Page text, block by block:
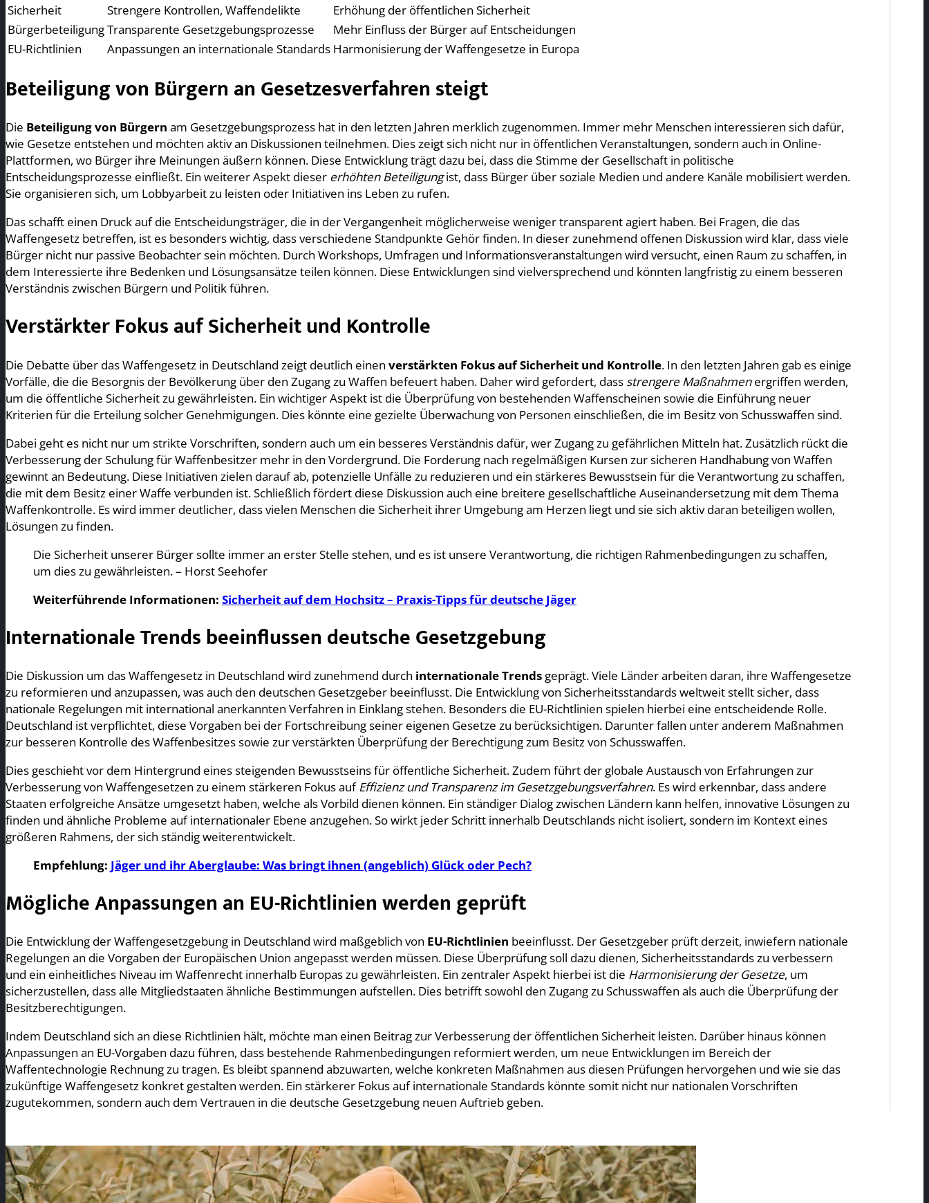
Sicherheit
Strengere Kontrollen, Waffendelikte
Erhöhung der öffentlichen Sicherheit
BürgerbeteiligungTransparente Gesetzgebungsprozesse
Mehr Einfluss der Bürger auf Entscheidungen
EU-Richtlinien
Anpassungen an internationale Standards Harmonisierung der Waffengesetze in Europa
Beteiligung von Bürgern an Gesetzesverfahren steigt
Die Beteiligung von Bürgern am Gesetzgebungsprozess hat in den letzten Jahren merklich zugenommen. Immer mehr Menschen interessieren sich dafür,
wie Gesetze entstehen und möchten aktiv an Diskussionen teilnehmen. Dies zeigt sich nicht nur in öffentlichen Veranstaltungen, sondern auch in Online-
Plattformen, wo Bürger ihre Meinungen äußern können. Diese Entwicklung trägt dazu bei, dass die Stimme der Gesellschaft in politische
Entscheidungsprozesse einfließt. Ein weiterer Aspekt dieser erhöhten Beteiligungist, dass Bürger über soziale Medien und andere Kanäle mobilisiert werden.
Sie organisieren sich, um Lobbyarbeit zu leisten oder Initiativen ins Leben zu rufen.
Das schafft einen Druck auf die Entscheidungsträger, die in der Vergangenheit möglicherweise weniger transparent agiert haben. Bei Fragen, die das
Waffengesetz betreffen, ist es besonders wichtig, dass verschiedene Standpunkte Gehör finden. In dieser zunehmend offenen Diskussion wird klar, dass viele
Bürger nicht nur passive Beobachter sein möchten. Durch Workshops, Umfragen und Informationsveranstaltungen wird versucht, einen Raum zu schaffen, in
dem Interessierte ihre Bedenken und Lösungsansätze teilen können. Diese Entwicklungen sind vielversprechend und könnten langfristig zu einem besseren
Verständnis zwischen Bürgern und Politik führen.
Verstärkter Fokus auf Sicherheit und Kontrolle
Die Debatte über das Waffengesetz in Deutschland zeigt deutlich einen verstärkten Fokus auf Sicherheit und Kontrolle. In den letzten Jahren gab es einige
Vorfälle, die die Besorgnis der Bevölkerung über den Zugang zu Waffen befeuert haben. Daher wird gefordert, dass strengere Maßnahmenergriffen werden,
um die öffentliche Sicherheit zu gewährleisten. Ein wichtiger Aspekt ist die Überprüfung von bestehenden Waffenscheinen sowie die Einführung neuer
Kriterien für die Erteilung solcher Genehmigungen. Dies könnte eine gezielte Überwachung von Personen einschließen, die im Besitz von Schusswaffen sind.
Dabei geht es nicht nur um strikte Vorschriften, sondern auch um ein besseres Verständnis dafür, wer Zugang zu gefährlichen Mitteln hat. Zusätzlich rückt die
Verbesserung der Schulung für Waffenbesitzer mehr in den Vordergrund. Die Forderung nach regelmäßigen Kursen zur sicheren Handhabung von Waffen
gewinnt an Bedeutung. Diese Initiativen zielen darauf ab, potenzielle Unfälle zu reduzieren und ein stärkeres Bewusstsein für die Verantwortung zu schaffen,
die mit dem Besitz einer Waffe verbunden ist. Schließlich fördert diese Diskussion auch eine breitere gesellschaftliche Auseinandersetzung mit dem Thema
Waffenkontrolle. Es wird immer deutlicher, dass vielen Menschen die Sicherheit ihrer Umgebung am Herzen liegt und sie sich aktiv daran beteiligen wollen,
Lösungen zu finden.
Die Sicherheit unserer Bürger sollte immer an erster Stelle stehen, und es ist unsere Verantwortung, die richtigen Rahmenbedingungen zu schaffen,
um dies zu gewährleisten. – Horst Seehofer
Weiterführende Informationen: Sicherheit auf dem Hochsitz – Praxis-Tipps für deutsche Jäger
Internationale Trends beeinflussen deutsche Gesetzgebung
Die Diskussion um das Waffengesetz in Deutschland wird zunehmend durch internationale Trends geprägt. Viele Länder arbeiten daran, ihre Waffengesetze
zu reformieren und anzupassen, was auch den deutschen Gesetzgeber beeinflusst. Die Entwicklung von Sicherheitsstandards weltweit stellt sicher, dass
nationale Regelungen mit international anerkannten Verfahren in Einklang stehen. Besonders die EU-Richtlinien spielen hierbei eine entscheidende Rolle.
Deutschland ist verpflichtet, diese Vorgaben bei der Fortschreibung seiner eigenen Gesetze zu berücksichtigen. Darunter fallen unter anderem Maßnahmen
zur besseren Kontrolle des Waffenbesitzes sowie zur verstärkten Überprüfung der Berechtigung zum Besitz von Schusswaffen.
Dies geschieht vor dem Hintergrund eines steigenden Bewusstseins für öffentliche Sicherheit. Zudem führt der globale Austausch von Erfahrungen zur
Verbesserung von Waffengesetzen zu einem stärkeren Fokus aufEffizienz und Transparenz im Gesetzgebungsverfahren. Es wird erkennbar, dass andere
Staaten erfolgreiche Ansätze umgesetzt haben, welche als Vorbild dienen können. Ein ständiger Dialog zwischen Ländern kann helfen, innovative Lösungen zu
finden und ähnliche Probleme auf internationaler Ebene anzugehen. So wirkt jeder Schritt innerhalb Deutschlands nicht isoliert, sondern im Kontext eines
größeren Rahmens, der sich ständig weiterentwickelt.
Empfehlung: Jäger und ihr Aberglaube: Was bringt ihnen (angeblich) Glück oder Pech?
Mögliche Anpassungen an EU-Richtlinien werden geprüft
Die Entwicklung der Waffengesetzgebung in Deutschland wird maßgeblich von EU-Richtlinien beeinflusst. Der Gesetzgeber prüft derzeit, inwiefern nationale
Regelungen an die Vorgaben der Europäischen Union angepasst werden müssen. Diese Überprüfung soll dazu dienen, Sicherheitsstandards zu verbessern
und ein einheitliches Niveau im Waffenrecht innerhalb Europas zu gewährleisten. Ein zentraler Aspekt hierbei ist die Harmonisierung der Gesetze, um
sicherzustellen, dass alle Mitgliedstaaten ähnliche Bestimmungen aufstellen. Dies betrifft sowohl den Zugang zu Schusswaffen als auch die Überprüfung der
Besitzberechtigungen.
Indem Deutschland sich an diese Richtlinien hält, möchte man einen Beitrag zur Verbesserung der öffentlichen Sicherheit leisten. Darüber hinaus können
Anpassungen an EU-Vorgaben dazu führen, dass bestehende Rahmenbedingungen reformiert werden, um neue Entwicklungen im Bereich der
Waffentechnologie Rechnung zu tragen. Es bleibt spannend abzuwarten, welche konkreten Maßnahmen aus diesen Prüfungen hervorgehen und wie sie das
zukünftige Waffengesetz konkret gestalten werden. Ein stärkerer Fokus auf internationale Standards könnte somit nicht nur nationalen Vorschriften
zugutekommen, sondern auch dem Vertrauen in die deutsche Gesetzgebung neuen Auftrieb geben.